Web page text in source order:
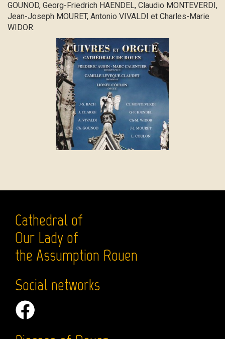
GOUNOD, Georg-Friedrich HAENDEL, Claudio MONTEVERDI,
Jean-Joseph MOURET, Antonio VIVALDI et Charles-Marie
WIDOR.
Cathedral of
Our Lady of
the Assumption Rouen
Social networks